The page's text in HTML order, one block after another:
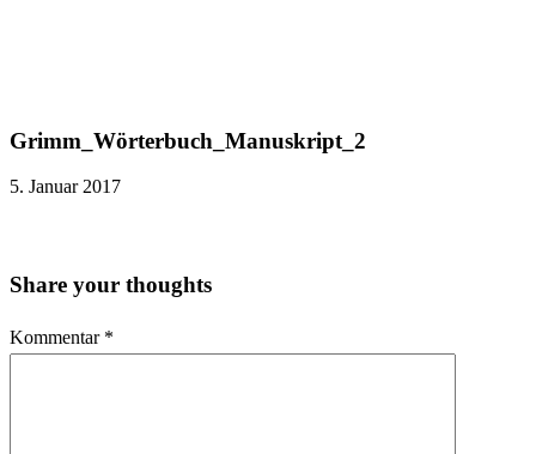
Grimm_Wörterbuch_Manuskript_2
5. Januar 2017
Share your thoughts
Kommentar *